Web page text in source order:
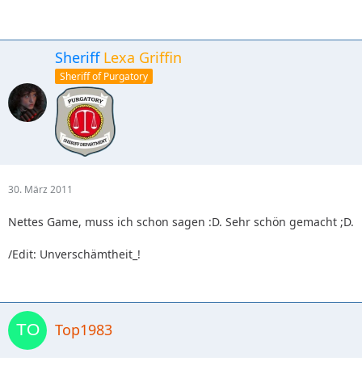
Sheriff Lexa Griffin
Sheriff of Purgatory
30. März 2011
Nettes Game, muss ich schon sagen :D. Sehr schön gemacht ;D.
/Edit: Unverschämtheit_!
Top1983